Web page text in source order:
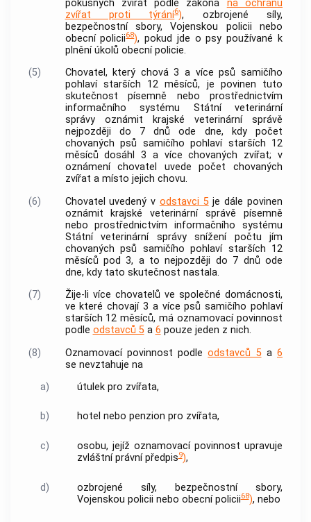
pokusných zvířat podle zákona na ochranu
zvířat proti týrání6), ozbrojené síly,
bezpečnostní sbory, Vojenskou policii nebo
obecní policii68), pokud jde o psy používané k
plnění úkolů obecní policie.
(5)
Chovatel , který chová 3 a více psů samičího
pohlaví starších 12 měsíců, je povinen tuto
skutečnost písemně nebo prostřednictvím
informačního systému Státní veterinární
správyoznámit krajské veterinární správě
nejpozději do 7 dnů ode dne, kdy počet
chovaných psů samičího pohlaví starších 12
měsíců dosáhl 3 a více chovaných zvířat; v
oznámeníchovatel
uvede počet chovaných
zvířat a místo jejich chovu.
(6)
Chovatel uvedený v odstavci 5je dále povinen
oznámit krajské veterinární správě písemně
nebo prostřednictvím informačního systému
Státní veterinární správysnížení počtu jím
chovaných psů samičího pohlaví starších 12
měsíců pod 3, a to nejpozději do 7 dnů ode
dne, kdy tato skutečnost nastala.
(7)
Žije-li více chovatelů ve společné domácnosti,
ve které chovají 3 a více psů samičího pohlaví
starších 12 měsíců, má oznamovací povinnost
podle odstavců 5a 6 pouze jeden z nich.
(8)
Oznamovací povinnost podleodstavců 5a 6
se nevztahuje na
a)
útulek pro zvířata,
b) hotel nebo penzion pro zvířata,
c)
osobu, jejíž oznamovací povinnost upravuje
zvláštní právní předpis9),
d)
ozbrojené síly, bezpečnostní sbory,
Vojenskou policii nebo obecní policii68), nebo